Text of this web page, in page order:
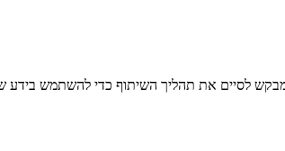
לסיים את תהליך השיתוף כדי להשתמש בידע